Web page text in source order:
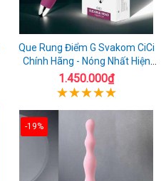
Que Rung Điểm G Svakom CiCi
Chính Hãng - Nóng Nhất Hiện
Nay
1.450.000₫
-19%